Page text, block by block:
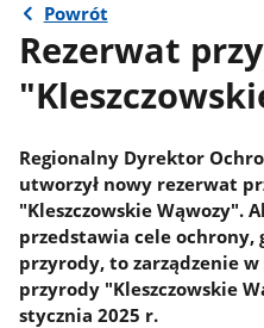
Powrót
Rezerwat
Regionalny Dyrektor
utworzył nowy rezerwat
"Kleszczowskie Wąwozy".
przedstawia cele
przyrody, to zarządzenie
przyrody "Kleszczowskie
stycznia 2025 r.